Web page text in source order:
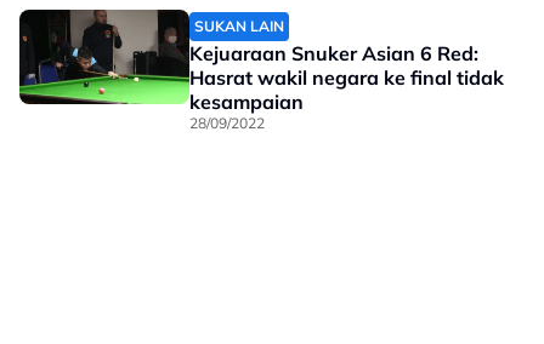
SUKAN LAIN
Kejuaraan Snuker Asian 6 Red:
Hasrat wakil negara ke final tidak
kesampaian
28/09/2022